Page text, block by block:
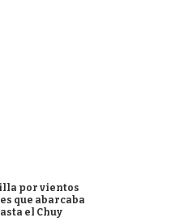
por vientos
que abarcaba
el Chuy